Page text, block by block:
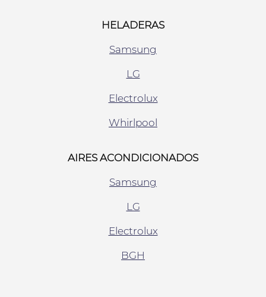
HELADERAS
Samsung
LG
Electrolux
Whirlpool
AIRES ACONDICIONADOS
Samsung
LG
Electrolux
BGH